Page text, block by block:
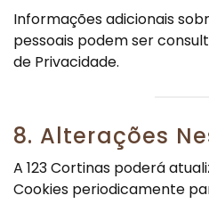
Informações adicionais
pessoais podem ser
de Privacidade.
8. Alterações
A 123 Cortinas poderá
Cookies periodicamente